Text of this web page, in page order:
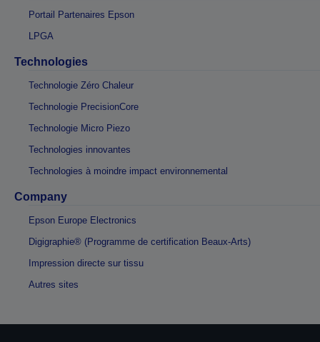
Portail Partenaires Epson
LPGA
Technologies
Technologie Zéro Chaleur
Technologie PrecisionCore
Technologie Micro Piezo
Technologies innovantes
Technologies à moindre impact environnemental
Company
Epson Europe Electronics
Digigraphie® (Programme de certification Beaux-Arts)
Impression directe sur tissu
Autres sites